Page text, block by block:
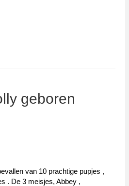
geboren
van 10 prachtige pupjes ,
. De 3 meisjes, Abbey ,